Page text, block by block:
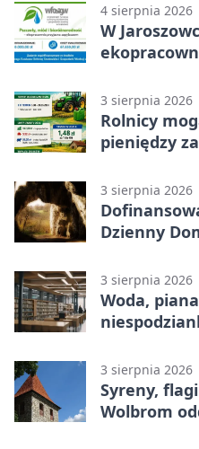
4 sierpnia 2026
W
3 sierpnia 2026
Rolnicy
pieniędzy
3 sierpnia 2026
Dzienny
3 sierpnia 2026
Woda,
3 sierpnia 2026
Syreny,
Wolbrom